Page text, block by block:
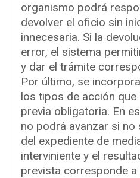
organismo podrá
devolver el oficio sin
innecesaria. Si la
error, el sistema
y dar el trámite
Por último, se
los tipos de acción
previa obligatoria. En
no podrá avanzar si
del expediente de
interviniente y el
prevista corresponde